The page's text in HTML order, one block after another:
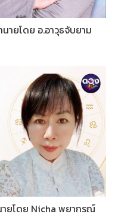
ายโดย อ.อาวุธจับยาม
ายโดย Nicha พยากรณ์